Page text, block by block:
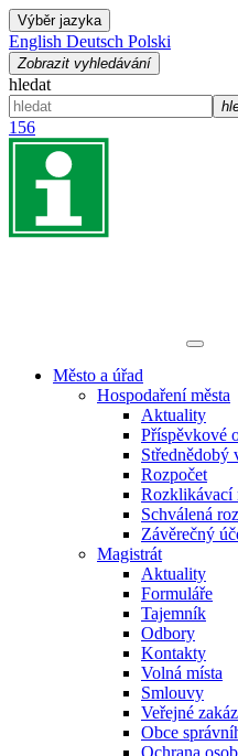
Výběr jazyka
English Deutsch Polski
Zobrazit vyhledávání
hledat
156
Město a úřad
Hospodaření města
Aktuality
Příspěvkové
Střednědobý
Rozpočet
Rozklikávací
Schválená
Závěrečný
Magistrát
Aktuality
Formuláře
Tajemník
Odbory
Kontakty
Volná místa
Smlouvy
Veřejné
Obce